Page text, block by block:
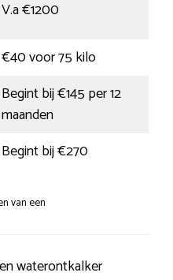
V.a €1200
€40 voor 75 kilo
Begint bij €145 per 12
maanden
Begint bij €270
van een
waterontkalker